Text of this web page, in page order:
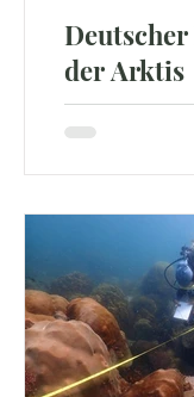
der Arktis
entlegene
und belastet